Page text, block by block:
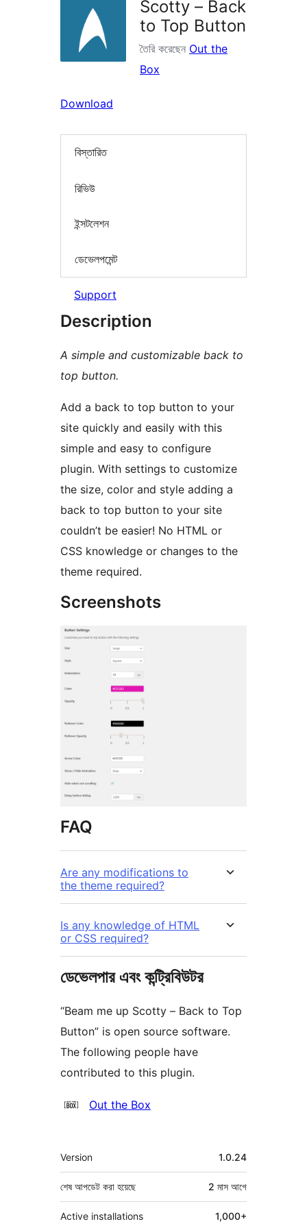
Scotty – Back
to Top Button
তৈরি করেছেন Out the
Box
Download
বিস্তারিত
রিভিউ
ইন্সটলেশন
ডেভেলপমেন্ট
Support
Description
A simple and customizable back to
top button.
Add a back to top button to your
site quickly and easily with this
simple and easy to configure
plugin. With settings to customize
the size, color and style adding a
back to top button to your site
couldn’t be easier! No HTML or
CSS knowledge or changes to the
theme required.
Screenshots
FAQ
Are any modifications to
the theme required?
Is any knowledge of HTML
or CSS required?
ডেভেলপার এবং কন্ট্রিবিউটর
“Beam me up Scotty – Back to Top
Button” is open source software.
The following people have
contributed to this plugin.
কন্ট্রিবিউটরOut the Box
মেটা
Version 1.0.24
শেষ আপডেট করা হয়েছে 2 মাস আগে
Active installations 1,000+